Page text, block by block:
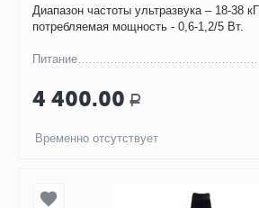
Диапазон частоты ультразвука – 18-38
потребляемая мощность - 0,6-1,2/5 Вт.
Питание
4 400.00 Р
Временно отсутствует